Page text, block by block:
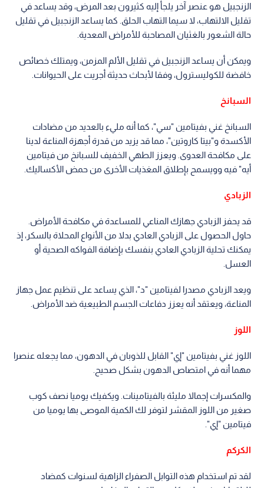
الزنجبيل هو عنصر آخر يلجأ إليه كثيرون بعد المرض، وقد يساعد في
تقليل الالتهاب، لا سيما التهاب الحلق. كما يساعد الزنجبيل في تقليل
حالة الشعور بالغثيان المصاحبة للأمراض المعدية.
ويمكن أن يساعد الزنجبيل في تقليل الألم المزمن، ويمتلك خصائص
خافضة للكوليسترول، وفقا لأبحاث حديثة أجريت على الحيوانات.
السبانخ
السبانخ غني بفيتامين "سي"، كما أنه مليء بالعديد من مضادات
الأكسدة و"بيتا كاروتين"، مما قد يزيد من قدرة أجهزة المناعة لدينا
على مكافحة العدوى. ويعزز الطهي الخفيف للسبانخ من فيتامين
أيه" فيه وويسمح بإطلاق المغذيات الأخرى من حمض الأكساليك.
الزبادي
قد يحفز الزبادي جهازك المناعي للمساعدة في مكافحة الأمراض.
حاول الحصول على الزبادي العادي بدلا من الأنواع المحلاة بالسكر، إذ
يمكنك تحلية الزبادي العادي بنفسك بإضافة الفواكه الصحية أو
العسل.
ويعد الزبادي مصدرا لفيتامين "د"، الذي يساعد على تنظيم عمل جهاز
المناعة، ويعتقد أنه يعزز دفاعات الجسم الطبيعية ضد الأمراض.
اللوز
اللوز غني بفيتامين "إي" القابل للذوبان في الدهون، مما يجعله عنصرا
مهما أنه في امتصاص الدهون بشكل صحيح.
والمكسرات إجمالا مليئة بالفيتامينات. ويكفيك يوميا نصف كوب
صغير من اللوز المقشر لتوفر لك الكمية الموصى بها يوميا من
فيتامين "إي".
الكركم
لقد تم استخدام هذه التوابل الصفراء الزاهية لسنوات كمضاد